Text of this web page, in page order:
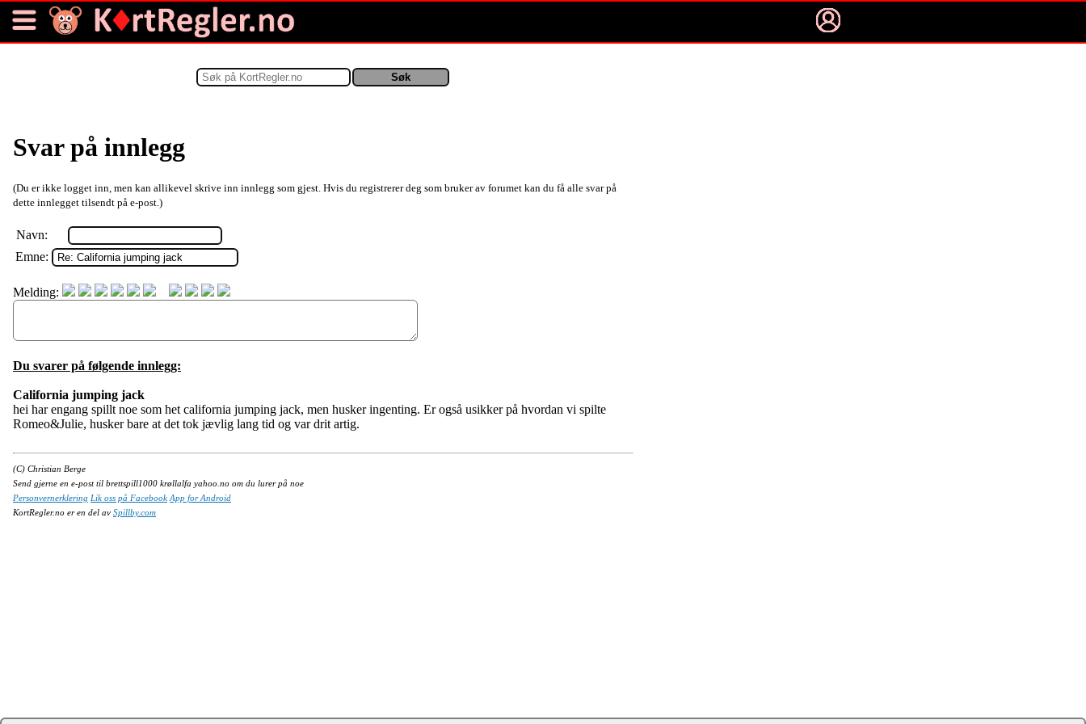
Svar på innlegg
(Du er ikke logget inn, men kan allikevel skrive inn innlegg som gjest. Hvis du registrerer deg som bruker av forumet kan du få alle svar på
dette innlegget tilsendt på e-post.)
Navn:
Emne:
Melding:
Du svarer på følgende innlegg:
California jumping jack
hei har engang spillt noe som het california jumping jack, men husker ingenting. Er også usikker på hvordan vi spilte
Romeo&Julie, husker bare at det tok jævlig lang tid og var drit artig.
(C) Christian Berge
Send gjerne en e-post til brettspill1000 krøllalfa yahoo.no om du lurer på noe
Personvernerklering Lik oss på Facebook App for Android
KortRegler.no er en del av Spillby.com